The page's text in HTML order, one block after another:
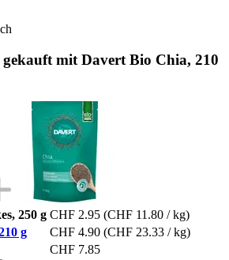
mit Davert Bio Chia, 210
250 g CHF 2.95 (CHF 11.80 / kg)
g
CHF 4.90 (CHF 23.33 / kg)
CHF 7.85